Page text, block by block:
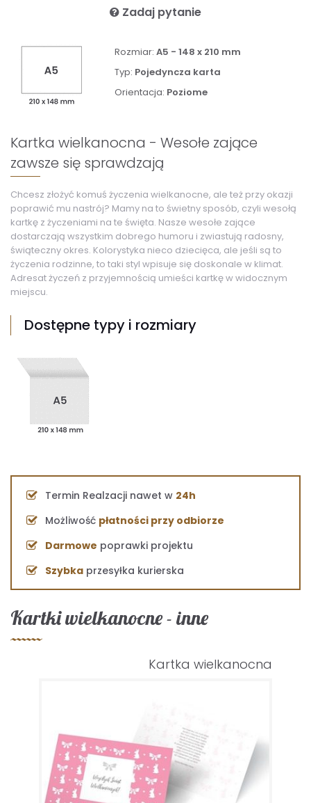
Zadaj pytanie
Rozmiar: A5 - 148 x 210 mm
Typ: Pojedyncza karta
Orientacja: Poziome
Kartka wielkanocna - Wesołe zające
zawsze się sprawdzają
Chcesz złożyć komuś życzenia wielkanocne, ale też przy okazji
poprawić mu nastrój? Mamy na to świetny sposób, czyli wesołą
kartkę z życzeniami na te święta. Nasze wesołe zające
dostarczają wszystkim dobrego humoru i zwiastują radosny,
świąteczny okres. Kolorystyka nieco dziecięca, ale jeśli są to
życzenia rodzinne, to taki styl wpisuje się doskonale w klimat.
Adresat życzeń z przyjemnością umieści kartkę w widocznym
miejscu.
Dostępne typy i rozmiary
Kartki wielkanocne - inne
Kartka wielkanocna
Termin Realzacji nawet w 24h
Możliwość płatności przy odbiorze
Darmowe poprawki projektu
Szybka przesyłka kurierska